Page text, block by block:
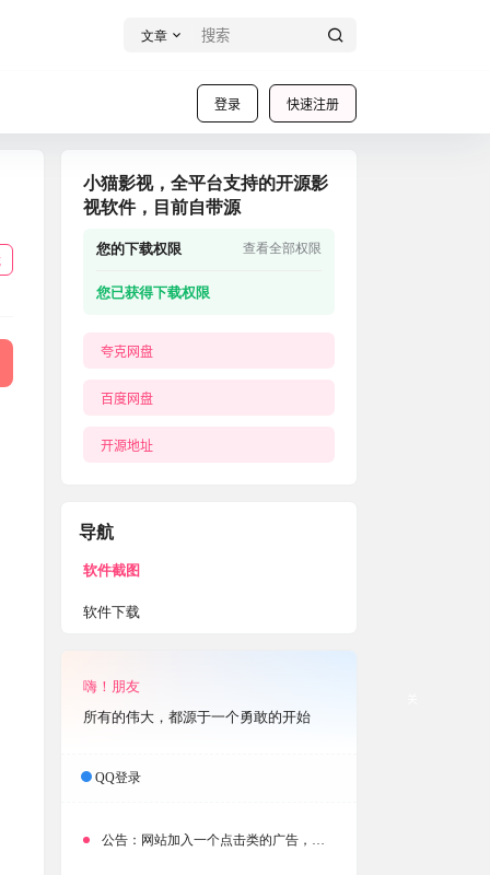
文章
登录 快速注册
小猫影视，全平台支持的开源影
视软件，目前自带源
您的下载权限 查看全部权限
您已获得下载权限
夸克网盘
百度网盘
开源地址
导航
软件截图
软件下载
嗨！朋友
所有的伟大，都源于一个勇敢的开始
QQ登录
公告： 网站加入一个点击类的广告，大家点击下载按钮需要注意